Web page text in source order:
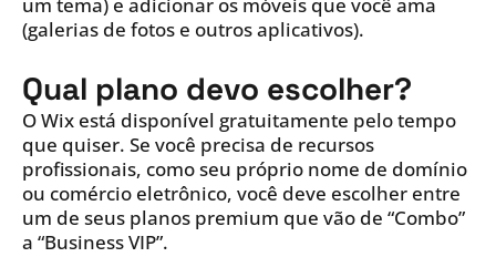
(galerias de fotos e outros aplicativos).
Qual plano devo escolher?
O Wix está disponível gratuitamente pelo tempo
que quiser. Se você precisa de recursos
profissionais, como seu próprio nome de domínio
ou comércio eletrônico, você deve escolher entre
um de seus planos premium que vão de “Combo”
a “Business VIP”.